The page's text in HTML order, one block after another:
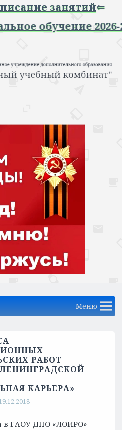
занятий
обучение
Меню
РАБОТ
КАРЬЕРА»
19.12.2018
в ГАОУ ДПО «ЛОИРО»